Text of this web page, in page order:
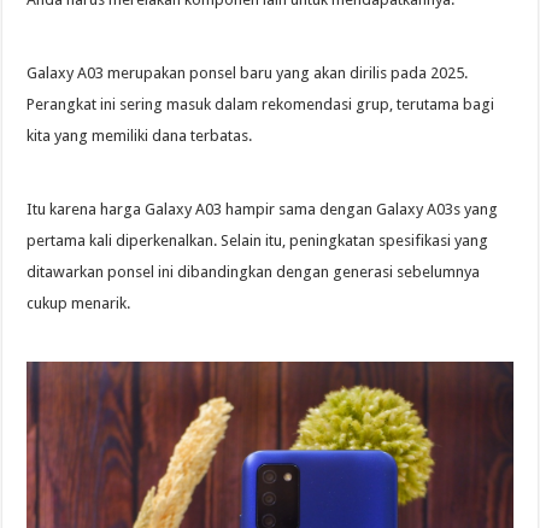
Galaxy A03 merupakan ponsel baru yang akan dirilis pada 2025.
Perangkat ini sering masuk dalam rekomendasi grup, terutama bagi
kita yang memiliki dana terbatas.
Itu karena harga Galaxy A03 hampir sama dengan Galaxy A03s yang
pertama kali diperkenalkan. Selain itu, peningkatan spesifikasi yang
ditawarkan ponsel ini dibandingkan dengan generasi sebelumnya
cukup menarik.